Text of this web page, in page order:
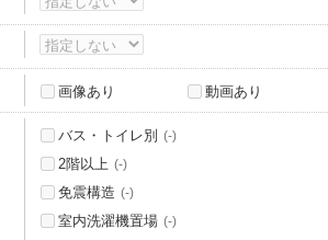
画像あり 動画あり
バス・トイレ別 (-)
2階以上 (-)
免震構造 (-)
室内洗濯機置場 (-)